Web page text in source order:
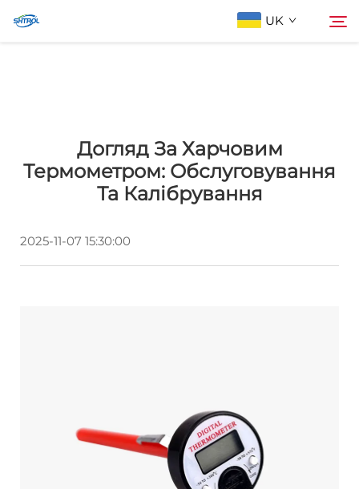
UK
Продукти
Зв'яжіться з нами
Догляд За Харчовим
Термометром: Обслуговування
Та Калібрування
2025-11-07 15:30:00